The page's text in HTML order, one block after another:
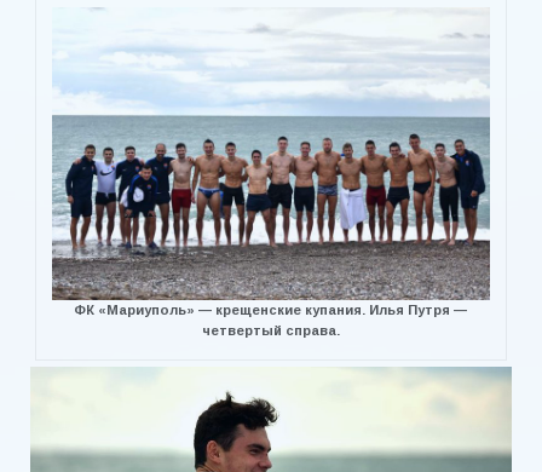
ФК «Мариуполь» — крещенские купания. Илья Путря —
четвертый справа.